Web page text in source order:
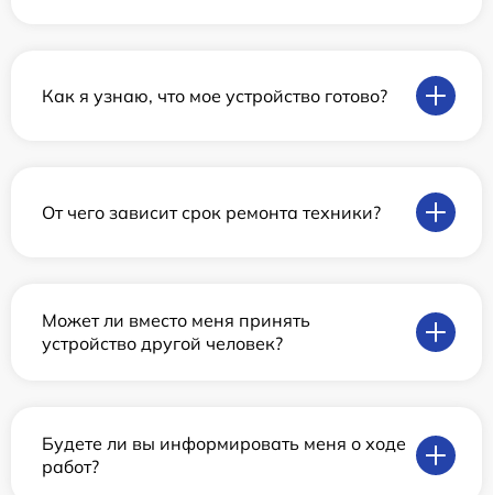
Как я узнаю, что мое устройство готово?
От чего зависит срок ремонта техники?
Может ли вместо меня принять
устройство другой человек?
Будете ли вы информировать меня о ходе
работ?